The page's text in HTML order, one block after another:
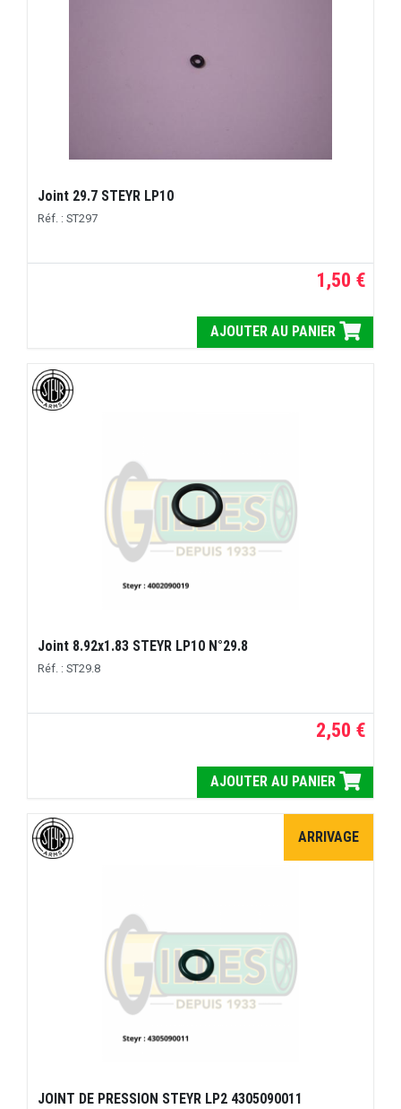
Joint 29.7 STEYR LP10
Réf. : ST297
1,50 €
AJOUTER AU PANIER
Joint 8.92x1.83 STEYR LP10 N°29.8
Réf. : ST29.8
2,50 €
AJOUTER AU PANIER
ARRIVAGE
JOINT DE PRESSION STEYR LP2 4305090011